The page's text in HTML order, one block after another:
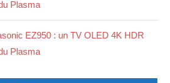
Plasma
EZ950 : un TV OLED 4K HDR
Plasma